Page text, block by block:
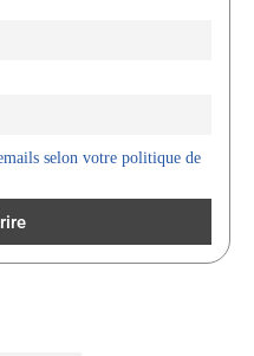
selon votre politique de